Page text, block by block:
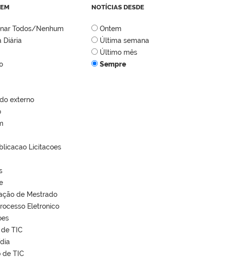
Todos/Nenhum
Diária
externo
Licitacoes
de Mestrado
Eletronico
TIC
de TIC
NOTÍCIAS DESDE
Ontem
Última semana
Último mês
Sempre